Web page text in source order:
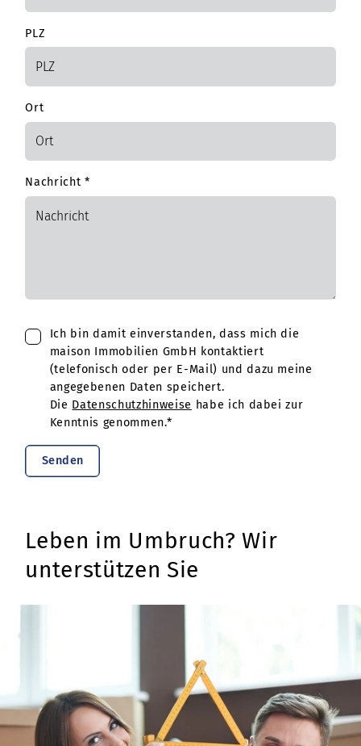
PLZ
Ort
Nachricht *
Ich bin damit einverstanden, dass mich die
maison Immobilien GmbH kontaktiert
(telefonisch oder per E-Mail) und dazu meine
angegebenen Daten speichert.
Die Datenschutzhinweise habe ich dabei zur
Kenntnis genommen.*
Senden
Leben im Umbruch? Wir
unterstützen Sie